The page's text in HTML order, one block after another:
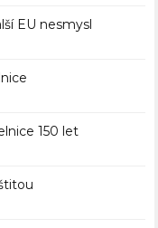
EU nesmysl
150 let